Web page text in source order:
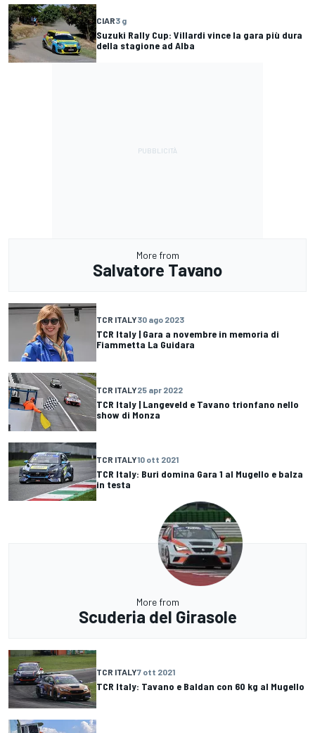
CIAR3 g
Suzuki Rally Cup: Villardi vince la gara più dura
della stagione ad Alba
More from
Salvatore Tavano
TCR ITALY30 ago 2023
TCR Italy | Gara a novembre in memoria di
Fiammetta La Guidara
TCR ITALY25 apr 2022
TCR Italy | Langeveld e Tavano trionfano nello
show di Monza
TCR ITALY10 ott 2021
TCR Italy: Buri domina Gara 1 al Mugello e balza
in testa
More from
Scuderia del Girasole
TCR ITALY7 ott 2021
TCR Italy: Tavano e Baldan con 60 kg al Mugello